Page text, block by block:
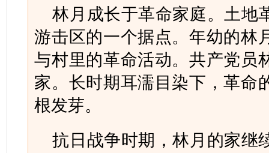
林月成长于革命家庭。土地
游击区的一个据点。年幼的林
与村里的革命活动。共产党员
家。长时期耳濡目染下，革命
根发芽。
抗日战争时期，林月的家继